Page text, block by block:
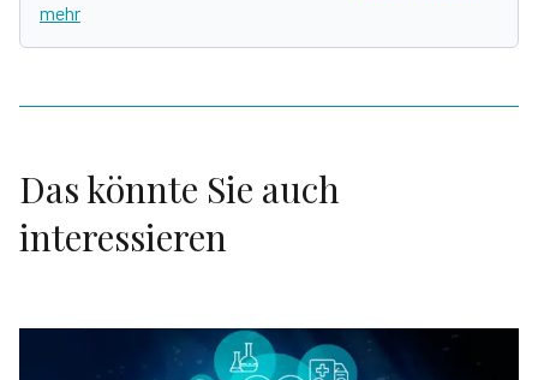
mehr
Das könnte Sie auch
interessieren